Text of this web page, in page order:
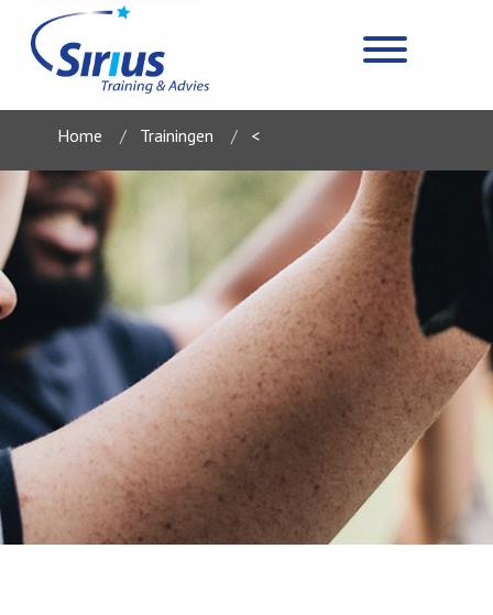
Home Trainingen <